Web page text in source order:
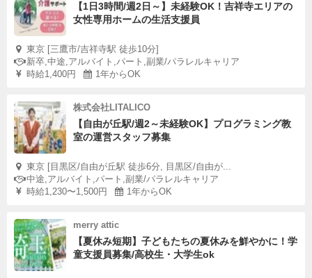
【1日3時間/週2日～】未経験OK！吉祥寺エリアの
女性専用ホームの生活支援員
東京 [三鷹市/吉祥寺駅 徒歩10分]
新卒,中途,アルバイト,パート,副業/パラレルキャリア
時給1,400円
1年からOK
株式会社LITALICO
【自由が丘駅/週2～未経験OK】プログラミング教
室の運営スタッフ募集
東京 [目黒区/自由が丘駅 徒歩6分, 目黒区/自由が...
中途,アルバイト,パート,副業/パラレルキャリア
時給1,230〜1,500円
1年からOK
merry attic
【夏休み短期】子どもたちの夏休みを鮮やかに！学
童支援員募集/高校生・大学生ok